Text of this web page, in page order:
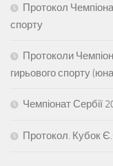
Протокол
спорту
Протоколи
гирьового спорту
Чемпіонат Сербії
Протокол. Кубок